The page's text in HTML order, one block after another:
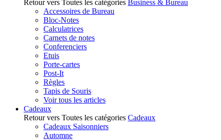
Retour vers Toutes les catégories Business & Bureau
Accessoires de Bureau
Bloc-Notes
Calculatrices
Carnets de notes
Conferenciers
Etuis
Porte-cartes
Post-It
Règles
Tapis de Souris
Voir tous les articles
Cadeaux
Retour vers Toutes les catégories Cadeaux
Cadeaux Saisonniers
Automne